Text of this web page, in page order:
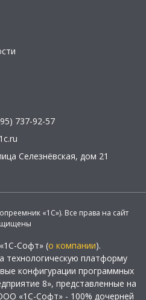
737-92-57
Селезнёвская, дом 21
«1С»). Все права на сайт
Софт» (о компании).
технологическую платформу
конфигурации программных
8», представленные на
«1С-Софт» - 100% дочерней